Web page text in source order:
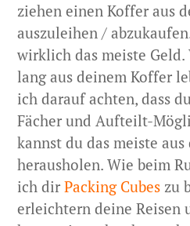
ziehen einen Koffer aus
auszuleihen /
wirklich das meiste Geld.
lang aus deinem Koffer
ich darauf achten, dass
Fächer und Aufteilt-
kannst du das meiste
herausholen. Wie beim
ich dirPacking Cubes zu
erleichtern deine Reisen